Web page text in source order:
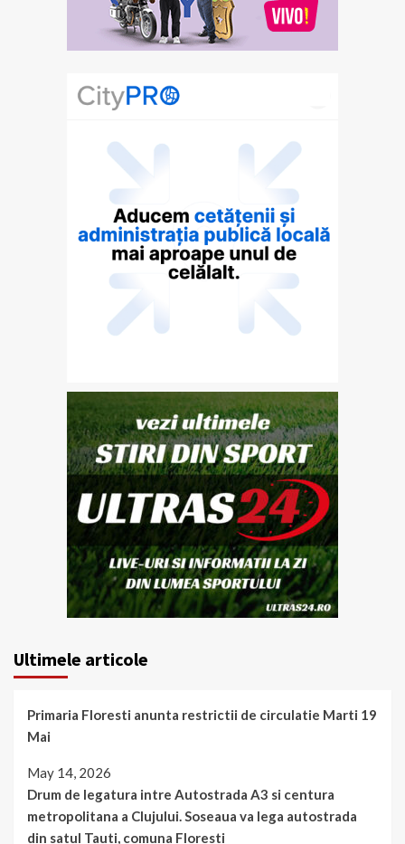
Ultimele articole
Primaria Floresti anunta restrictii de circulatie Marti 19
Mai
May 14, 2026
Drum de legatura intre Autostrada A3 si centura
metropolitana a Clujului. Soseaua va lega autostrada
din satul Tauti, comuna Floresti